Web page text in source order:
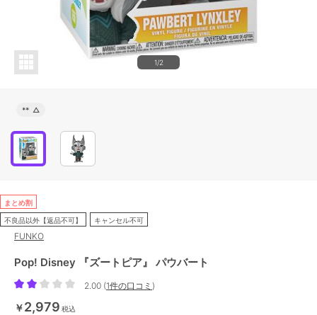
1/2
** △
まとめ割
不良品以外【返品不可】 キャンセル不可
FUNKO
Pop! Disney 『ズートピア』 パウバート
2.00 (1件の口コミ )
￥2,979 税込